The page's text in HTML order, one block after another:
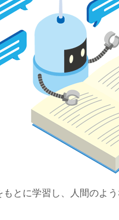
とに学習し、人間のよ